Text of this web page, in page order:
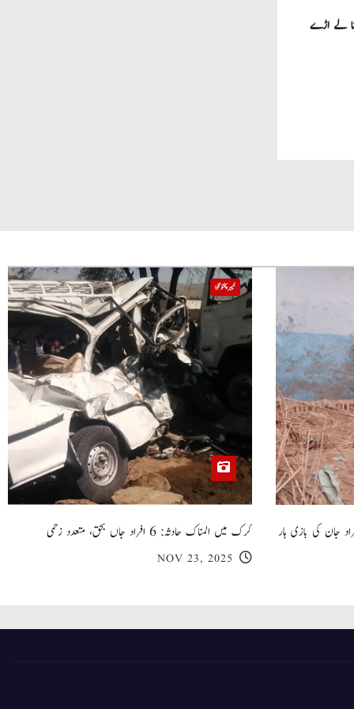
گھر کی چھت گرنے کا سانحہ: 5 افراد جان کی بازی ہار
خیبر پختونخوا
کرک میں المناک حادثہ: 6 افراد جاں بحق، متعدد زخمی
NOV 23, 2025